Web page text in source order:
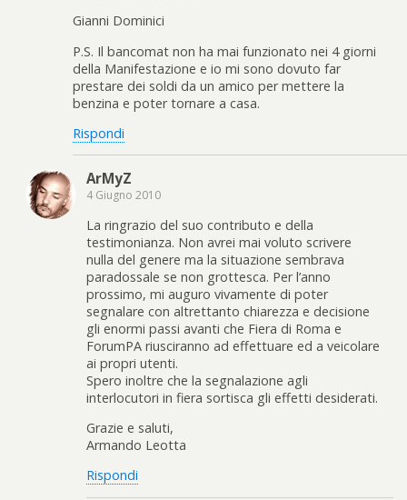
Gianni Dominici
P.S. Il bancomat non ha mai funzionato nei 4 giorni
della Manifestazione e io mi sono dovuto far
prestare dei soldi da un amico per mettere la
benzina e poter tornare a casa.
Rispondi
ArMyZ
4 Giugno 2010
La ringrazio del suo contributo e della
testimonianza. Non avrei mai voluto scrivere
nulla del genere ma la situazione sembrava
paradossale se non grottesca. Per l’anno
prossimo, mi auguro vivamente di poter
segnalare con altrettanto chiarezza e decisione
gli enormi passi avanti che Fiera di Roma e
ForumPA riusciranno ad effettuare ed a veicolare
ai propri utenti.
Spero inoltre che la segnalazione agli
interlocutori in fiera sortisca gli effetti desiderati.
Grazie e saluti,
Armando Leotta
Rispondi